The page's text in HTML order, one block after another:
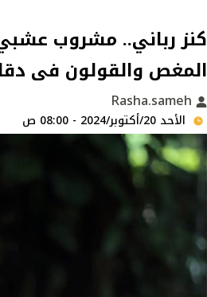
كنز رباني.. مشروب
المغص والقولون فى
الأحد 20/أكتوبر/2024 - 08:00 ص